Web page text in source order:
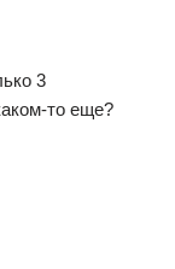
3
то еще?